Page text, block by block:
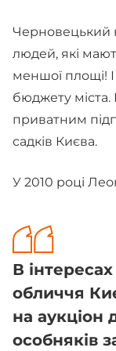
Черновецький
людей, які
меншої площі!
бюджету
приватним
садків Києва.
У 2010 році
В
обличчя
на аукціон
особняків